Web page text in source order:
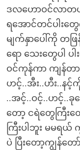
ဒလဟောဝင်လာတ
ရအောင်တင်ပါး
မျက်နှာပေါ်ကို တဖ
ရော သေးတွေပါ
ဝင်ကုန်ကာ ကျန်
ဟင့်..အီး..ဟီး..နင့်
..အင့်..ဝင့်..ဟင့်..ခု
တော့ ငရဲတွေကြီး
ကြီးပါဘူး မမရ
ပဲ ပြီးတော့ကျွ